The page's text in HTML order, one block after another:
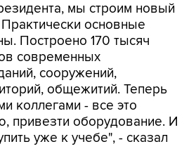
мы строим новый
основные
Построено 170 тысяч
современных
сооружений,
общежитий. Теперь
коллегами - все это
привезти оборудование. И
уже к учебе", - сказал